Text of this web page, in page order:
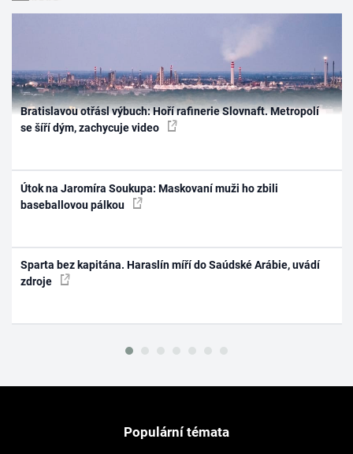
Bratislavou otřásl výbuch: Hoří rafinerie Slovnaft. Metropolí
se šíří dým, zachycuje video
Útok na Jaromíra Soukupa: Maskovaní muži ho zbili
baseballovou pálkou
Sparta bez kapitána. Haraslín míří do Saúdské Arábie, uvádí
zdroje
Populární témata